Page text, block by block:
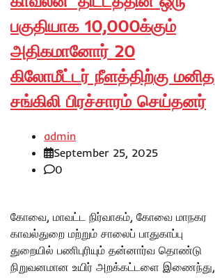
பகுதியாக 10,000க்கும்
அதிகமானோர் 20
கிலோமீட்டர் நீளத்திற்கு மனித
சங்கிலி பிரச்சாரம் செய்தனர்
admin
September 25, 2025
0
கோவை, மாவட்ட நிர்வாகம், கோவை மாநகர
காவல்துறை மற்றும் சாலைப் பாதுகாப்பு
துறையில் பணிபுரியும் தன்னார்வ தொண்டு
நிறுவனமான உயிர் அறக்கட்டளை இணைந்து,